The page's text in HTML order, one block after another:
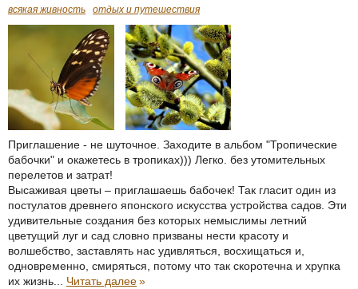
всякая живность отдых и путешествия
Приглашение - не шуточное. Заходите в альбом "Тропические
бабочки" и окажетесь в тропиках))) Легко. без утомительных
перелетов и затрат!
Высаживая цветы – приглашаешь бабочек! Так гласит один из
постулатов древнего японского искусства устройства садов. Эти
удивительные создания без которых немыслимы летний
цветущий луг и сад словно призваны нести красоту и
волшебство, заставлять нас удивляться, восхищаться и,
одновременно, смиряться, потому что так скоротечна и хрупка
их жизнь... Читать далее»